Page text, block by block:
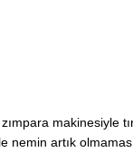
makinesiyle
artık